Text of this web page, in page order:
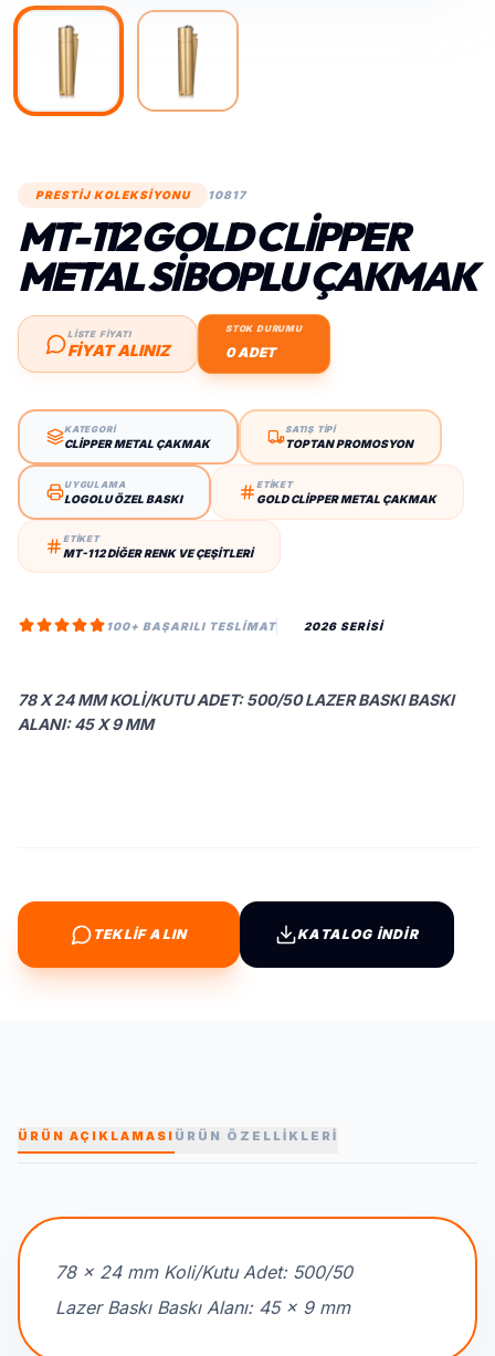
PRESTİJ KOLEKSİYONU 10817
MT-112 GOLD CLIPPER
METAL SIBOPLU ÇAKMAK
LİSTE FİYATI
FIYAT ALINIZ
STOK DURUMU
0 ADET
KATEGORİ
CLIPPER METAL ÇAKMAK
SATIŞ TİPİ
TOPTAN PROMOSYON
UYGULAMA
LOGOLU ÖZEL BASKI
ETİKET
GOLD CLIPPER METAL ÇAKMAK
ETİKET
MT-112 DIĞER RENK VE ÇEŞITLERI
100+ BAŞARILI TESLIMAT 2026 SERİSİ
78 X 24 MM KOLI/KUTU ADET: 500/50 LAZER BASKI BASKI
ALANI: 45 X 9 MM
TEKLİF ALIN KATALOG İNDİR
ÜRÜN AÇIKLAMASI ÜRÜN ÖZELLİKLERİ
78 x 24 mm Koli/Kutu Adet: 500/50
Lazer Baskı Baskı Alanı: 45 x 9 mm